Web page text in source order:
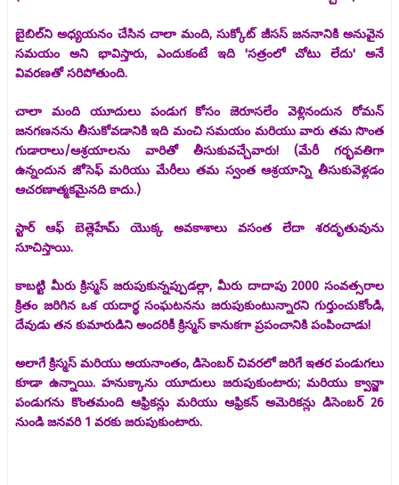
బైబిల్‌ని అధ్యయనం చేసిన చాలా మంది, సుక్కోట్ జీసస్ జననానికి అనువైన
సమయం అని భావిస్తారు, ఎందుకంటే ఇది 'సత్రంలో చోటు లేదు' అనే
వివరణతో సరిపోతుంది.
చాలా మంది యూదులు పండుగ కోసం జెరూసలేం వెళ్లినందున రోమన్
జనగణనను తీసుకోవడానికి ఇది మంచి సమయం మరియు వారు తమ సొంత
గుడారాలు/ఆశ్రయాలను వారితో తీసుకువచ్చేవారు! (మేరీ గర్భవతిగా
ఉన్నందున జోసెఫ్ మరియు మేరీలు తమ స్వంత ఆశ్రయాన్ని తీసుకువెళ్లడం
ఆచరణాత్మకమైనది కాదు.)
స్టార్ ఆఫ్ బెత్లెహేమ్ యొక్క అవకాశాలు వసంత లేదా శరదృతువును
సూచిస్తాయి.
కాబట్టి మీరు క్రిస్మస్ జరుపుకున్నప్పుడల్లా, మీరు దాదాపు 2000 సంవత్సరాల
క్రితం జరిగిన ఒక యదార్థ సంఘటనను జరుపుకుంటున్నారని గుర్తుంచుకోండి,
దేవుడు తన కుమారుడిని అందరికీ క్రిస్మస్ కానుకగా ప్రపంచానికి పంపించాడు!
అలాగే క్రిస్మస్ మరియు అయనాంతం, డిసెంబర్ చివరలో జరిగే ఇతర పండుగలు
కూడా ఉన్నాయి. హనుక్కాను యూదులు జరుపుకుంటారు; మరియు క్వాన్జా
పండుగను కొంతమంది ఆఫ్రికన్లు మరియు ఆఫ్రికన్ అమెరికన్లు డిసెంబర్ 26
నుండి జనవరి 1 వరకు జరుపుకుంటారు.